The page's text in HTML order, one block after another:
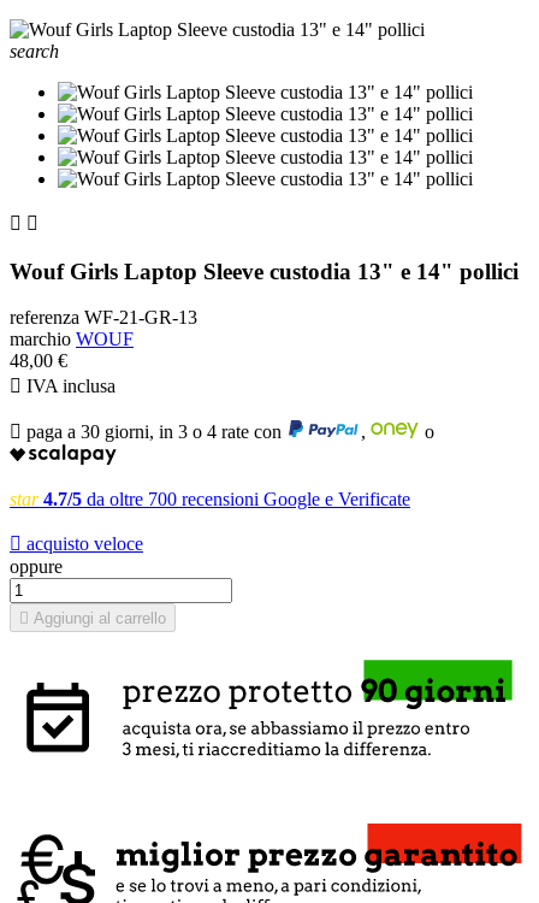
search
 
Wouf Girls Laptop Sleeve custodia 13" e 14" pollici
referenza WF-21-GR-13
marchio WOUF
48,00 €
 IVA inclusa
 paga a 30 giorni, in 3 o 4 rate con , o
star 4.7/5 da oltre 700 recensioni Google e Verificate
 acquisto veloce
oppure
 Aggiungi al carrello